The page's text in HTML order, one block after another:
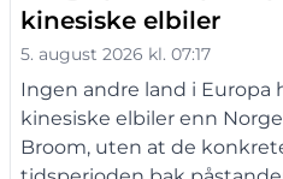
kinesiske elbiler
5. august 2026 kl. 07:17
Ingen andre land i Europa
kinesiske elbiler enn
Broom, uten at de